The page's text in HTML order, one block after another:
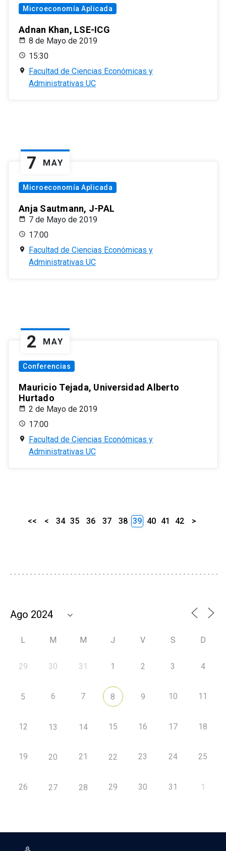
Microeconomía Aplicada
Adnan Khan, LSE-ICG
8 de Mayo de 2019
15:30
Facultad de Ciencias Económicas y
Administrativas UC
7 MAY
Microeconomía Aplicada
Anja Sautmann, J-PAL
7 de Mayo de 2019
17:00
Facultad de Ciencias Económicas y
Administrativas UC
2 MAY
Conferencias
Mauricio Tejada, Universidad Alberto
Hurtado
2 de Mayo de 2019
17:00
Facultad de Ciencias Económicas y
Administrativas UC
<< < 34 35 36 37 38 39 40 41 42 >
L M M J V S D
29 30 31 1 2 3 4
5 6 7 8 9 10 11
12 13 14 15 16 17 18
19 20 21 22 23 24 25
26 27 28 29 30 31 1